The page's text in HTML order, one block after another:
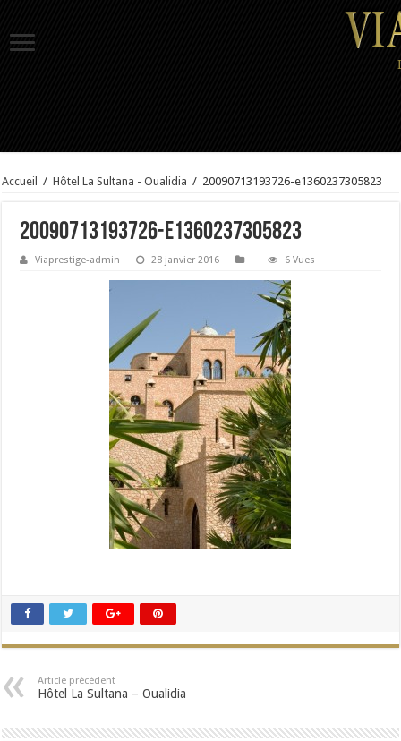
Accueil / Hôtel La Sultana - Oualidia / 20090713193726-e1360237305823
20090713193726-e1360237305823
Viaprestige-admin 28 janvier 2016 6 Vues
Article précédent
Hôtel La Sultana – Oualidia